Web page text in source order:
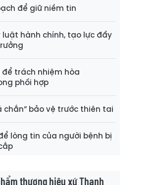
để giữ niềm tin
luật hành chính, tạo lực đẩy
để trách nhiệm hòa
phối hợp
chắn” bảo vệ trước thiên tai
lòng tin của người bệnh bị
thương hiệu xứ Thanh